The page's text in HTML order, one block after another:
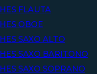
FLAUTA
OBOE
SAXO ALTO
SAXO BARITONO
SAXO SOPRANO